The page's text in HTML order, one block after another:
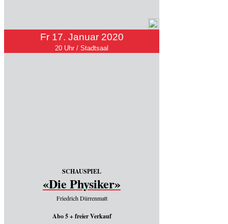
Fr 17. Januar 2020
20 Uhr / Stadtsaal
SCHAUSPIEL
«Die Physiker»
Friedrich Dürrenmatt
Abo 5 + freier Verkauf